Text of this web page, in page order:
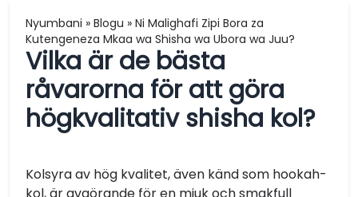
Nyumbani » Blogu » Ni Malighafi Zipi Bora za
Kutengeneza Mkaa wa Shisha wa Ubora wa Juu?
Vilka är de bästa
råvarorna för att göra
högkvalitativ shisha kol?
Kolsyra av hög kvalitet, även känd som hookah-